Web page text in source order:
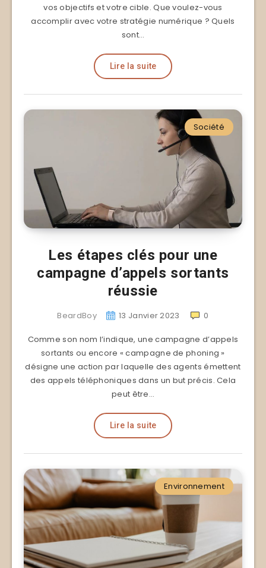
vos objectifs et votre cible. Que voulez-vous
accomplir avec votre stratégie numérique ? Quels
sont…
Lire la suite
Société
Les étapes clés pour une
campagne d’appels sortants
réussie
BeardBoy 13 Janvier 2023 0
Comme son nom l’indique, une campagne d’appels
sortants ou encore « campagne de phoning »
désigne une action par laquelle des agents émettent
des appels téléphoniques dans un but précis. Cela
peut être…
Lire la suite
Environnement